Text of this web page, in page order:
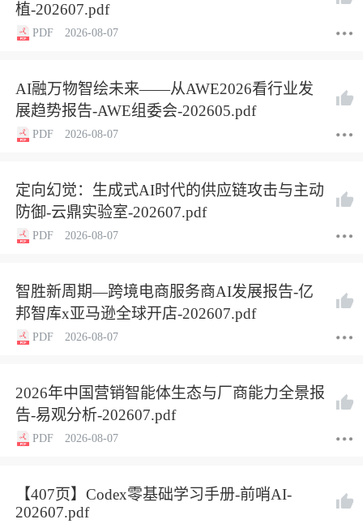
植-202607.pdf
PDF 2026-08-07
AI融万物智绘未来——从AWE2026看行业发
展趋势报告-AWE组委会-202605.pdf
PDF 2026-08-07
定向幻觉：生成式AI时代的供应链攻击与主动
防御-云鼎实验室-202607.pdf
PDF 2026-08-07
智胜新周期—跨境电商服务商AI发展报告-亿
邦智库x亚马逊全球开店-202607.pdf
PDF 2026-08-07
2026年中国营销智能体生态与厂商能力全景报
告-易观分析-202607.pdf
PDF 2026-08-07
【407页】Codex零基础学习手册-前哨AI-
202607.pdf